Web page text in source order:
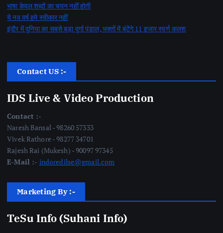
भाषा केवल शब्दों का चयन नहीं होती
ये नव वर्ष हमे स्वीकार नहीं
इंदौर में दुनिया का सबसे बड़ा दुर्गा पंडाल, भक्तों में बंटेंगे 11 हजार स्वर्ण कलश
Contact US :-
IDS Live & Video Production
Contact :-
Naresh Bansal - 98260 57333
Vivek Rathore - 98277 34701
Rajesh Rai (Mukesh) - 90097 97345
E-Mail :- indoredilse@gmail.com
Marketing By :-
TeSu Info (Suhani Info)